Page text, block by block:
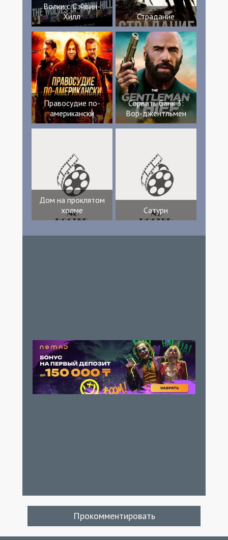
Волки с Сэйвин-
Хилл
Страдание
Правосудие по-
американски
Сорвать банк 3:
Вор-джентльмен
Дом на проклятом
холме
Сатурн
Прокомментировать